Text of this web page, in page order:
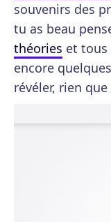
souvenirs des
tu as beau
théories et
encore
révéler, rien